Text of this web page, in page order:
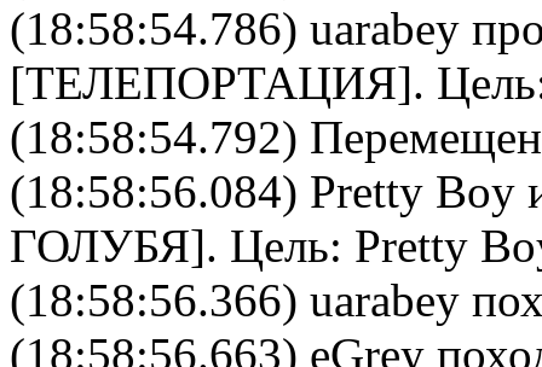
(18:58:54.786) uarabey
[ТЕЛЕПОРТАЦИЯ].
(18:58:54.792)
(18:58:56.084) Pretty Boy
ГОЛУБЯ]. Цель: Pretty
(18:58:56.366) uarabey
(18:58:56.663) eGrey